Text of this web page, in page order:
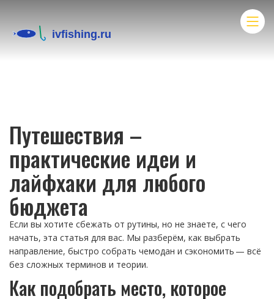
Путешествия –
практические идеи и
лайфхаки для любого
бюджета
Если вы хотите сбежать от рутины, но не знаете, с чего
начать, эта статья для вас. Мы разберём, как выбрать
направление, быстро собрать чемодан и сэкономить — всё
без сложных терминов и теории.
Как подобрать место, которое